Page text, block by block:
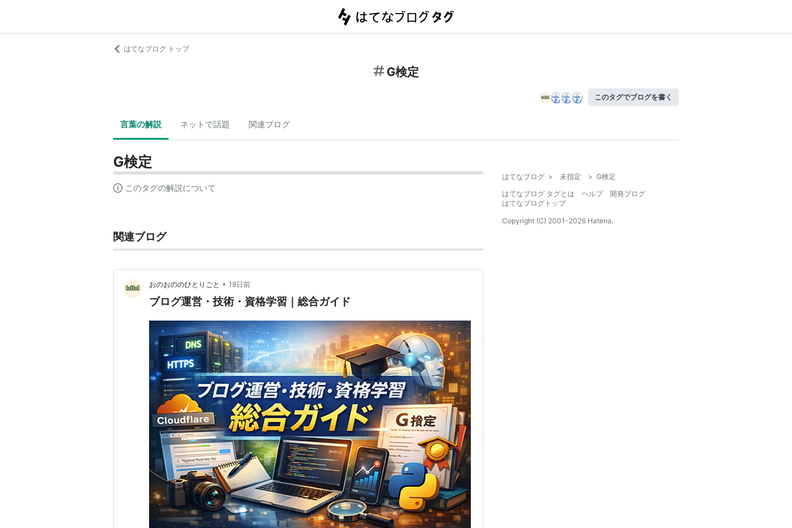
はてなブログ トップ
G検定
このタグでブログを書く
言葉の解説 ネットで話題 関連ブログ
G検定
このタグの解説について
関連ブログ
おのおののひとりごと • 18日前
ブログ運営・技術・資格学習｜総合ガイド
はてなブログ > 未指定 > G検定
はてなブログ タグとは
ヘルプ
開発ブログ
はてなブログトップ
Copyright (C) 2001-2026 Hatena.